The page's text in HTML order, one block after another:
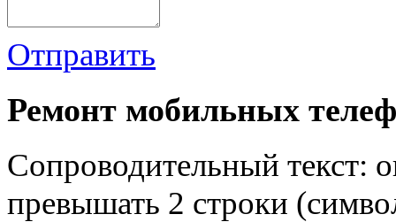
Отправить
Ремонт мобильных
Сопроводительный текст:
превышать 2 строки